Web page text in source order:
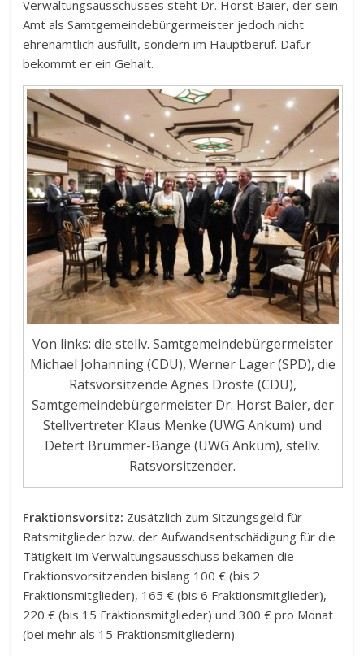
Verwaltungsausschusses steht Dr. Horst Baier, der sein
Amt als Samtgemeindebürgermeister jedoch nicht
ehrenamtlich ausfüllt, sondern im Hauptberuf. Dafür
bekommt er ein Gehalt.
Von links: die stellv. Samtgemeindebürgermeister
Michael Johanning (CDU), Werner Lager (SPD), die
Ratsvorsitzende Agnes Droste (CDU),
Samtgemeindebürgermeister Dr. Horst Baier, der
Stellvertreter Klaus Menke (UWG Ankum) und
Detert Brummer-Bange (UWG Ankum), stellv.
Ratsvorsitzender.
Fraktionsvorsitz: Zusätzlich zum Sitzungsgeld für
Ratsmitglieder bzw. der Aufwandsentschädigung für die
Tätigkeit im Verwaltungsausschuss bekamen die
Fraktionsvorsitzenden bislang 100 € (bis 2
Fraktionsmitglieder), 165 € (bis 6 Fraktionsmitglieder),
220 € (bis 15 Fraktionsmitglieder) und 300 € pro Monat
(bei mehr als 15 Fraktionsmitgliedern).